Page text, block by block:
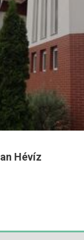
Hévíz